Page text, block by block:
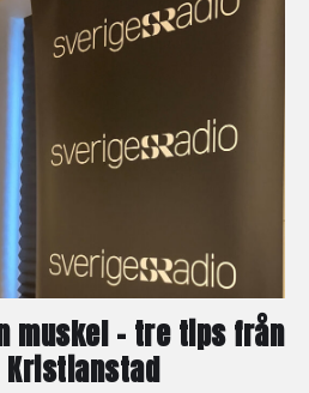
muskel – tre tips från